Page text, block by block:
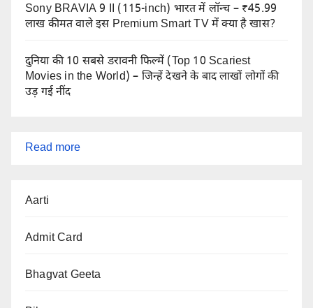
Sony BRAVIA 9 II (115-inch) भारत में लॉन्च – ₹45.99
लाख कीमत वाले इस Premium Smart TV में क्या है खास?
दुनिया की 10 सबसे डरावनी फिल्में (Top 10 Scariest
Movies in the World) – जिन्हें देखने के बाद लाखों लोगों की
उड़ गई नींद
Read more:
महाकाव्य
ग्रंथ
Aarti
Admit Card
Bhagvat Geeta